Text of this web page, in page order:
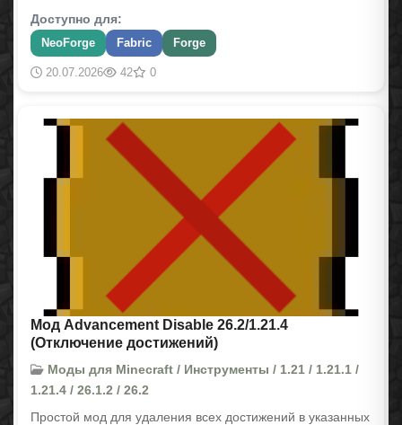
Доступно для:
NeoForge Fabric Forge
20.07.2026 42 0
Мод Advancement Disable 26.2/1.21.4
(Отключение достижений)
Моды для Minecraft / Инструменты / 1.21 / 1.21.1 /
1.21.4 / 26.1.2 / 26.2
Простой мод для удаления всех достижений в указанных